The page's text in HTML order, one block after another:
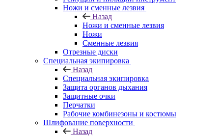
Ножи и сменные лезвия
Назад
Ножи и сменные лезвия
Ножи
Сменные лезвия
Отрезные диски
Специальная экипировка
Назад
Специальная экипировка
Защита органов дыхания
Защитные очки
Перчатки
Рабочие комбинезоны и костюмы
Шлифование поверхности
Назад